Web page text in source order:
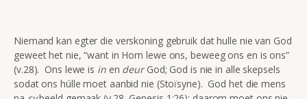
Niemand kan egter die verskoning gebruik dat hulle nie van God
geweet het nie, “want in Hom lewe ons, beweeg ons en is ons”
(v.28). Ons lewe is inen deurGod; God is nie in alle skepsels
sodat ons húlle moet aanbid nie (Stoïsyne). God het die mens